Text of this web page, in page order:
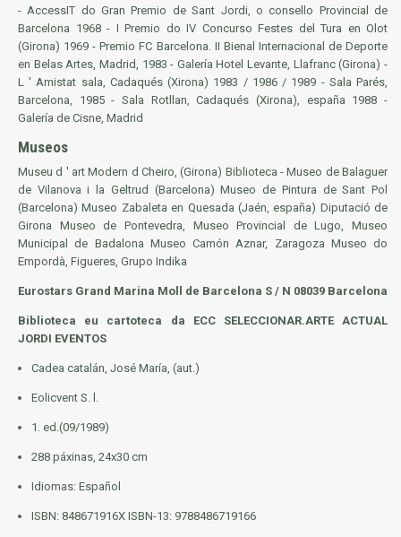
- AccessIT do Gran Premio de Sant Jordi, o consello Provincial de
Barcelona 1968 - I Premio do IV Concurso Festes del Tura en Olot
(Girona) 1969 - Premio FC Barcelona. II Bienal Internacional de Deporte
en Belas Artes, Madrid, 1983 - Galería Hotel Levante, Llafranc (Girona) -
L ' Amistat sala, Cadaqués (Xirona) 1983 / 1986 / 1989 - Sala Parés,
Barcelona, 1985 - Sala Rotllan, Cadaqués (Xirona), españa 1988 -
Galería de Cisne, Madrid
Museos
Museu d ' art Modern d Cheiro, (Girona) Biblioteca - Museo de Balaguer
de Vilanova i la Geltrud (Barcelona) Museo de Pintura de Sant Pol
(Barcelona) Museo Zabaleta en Quesada (Jaén, españa) Diputació de
Girona Museo de Pontevedra, Museo Provincial de Lugo, Museo
Municipal de Badalona Museo Camón Aznar, Zaragoza Museo do
Empordà, Figueres, Grupo Indika
Eurostars Grand Marina Moll de Barcelona S / N 08039 Barcelona
Biblioteca eu cartoteca da ECC SELECCIONAR.ARTE ACTUAL
JORDI EVENTOS
Cadea catalán, José María, (aut.)
Eolicvent S. l.
1. ed.(09/1989)
288 páxinas, 24x30 cm
Idiomas: Español
ISBN: 848671916X ISBN-13: 9788486719166